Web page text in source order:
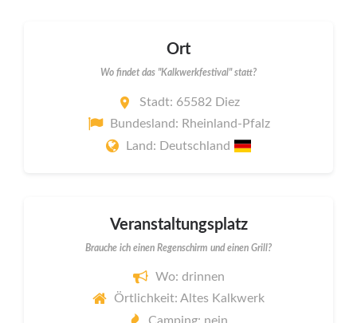
Ort
Wo findet das "Kalkwerkfestival" statt?
Stadt: 65582 Diez
Bundesland: Rheinland-Pfalz
Land: Deutschland
Veranstaltungsplatz
Brauche ich einen Regenschirm und einen Grill?
Wo: drinnen
Örtlichkeit: Altes Kalkwerk